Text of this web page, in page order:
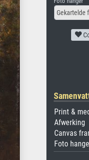
Gekartelde
Print &
Afwerking
Canvas
Foto